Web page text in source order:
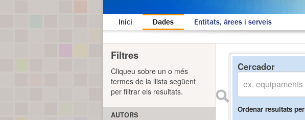
Inici Dades Entitats, àrees i serveis
Cercador
Ordenar resultats per
Filtres
Cliqueu sobre un o més
termes de la llista següent
per filtrar els resultats.
AUTORS